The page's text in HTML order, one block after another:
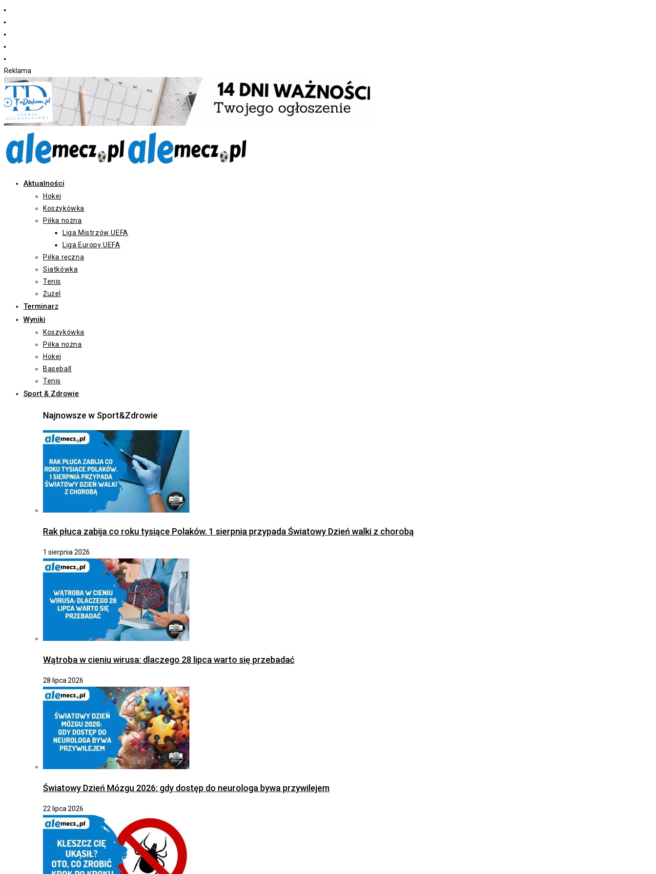
Koniec
treści
Reklama
Aktualności
Hokej
Koszykówka
Piłka nożna
Liga Mistrzów UEFA
Liga Europy UEFA
Piłka ręczna
Siatkówka
Tenis
Żużel
Terminarz
Wyniki
Koszykówka
Piłka nożna
Hokej
Baseball
Tenis
Sport & Zdrowie
Najnowsze w Sport&Zdrowie
Rak płuca zabija co roku tysiące Polaków. 1 sierpnia przypada Światowy Dzień walki z chorobą
1 sierpnia 2026
Wątroba w cieniu wirusa: dlaczego 28 lipca warto się przebadać
28 lipca 2026
Światowy Dzień Mózgu 2026: gdy dostęp do neurologa bywa przywilejem
22 lipca 2026